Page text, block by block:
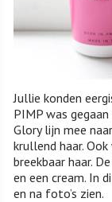
Jullie konden
PIMP was
Glory lijn mee
krullend haar.
breekbaar haar.
en een cream. In
en na foto’s zien.